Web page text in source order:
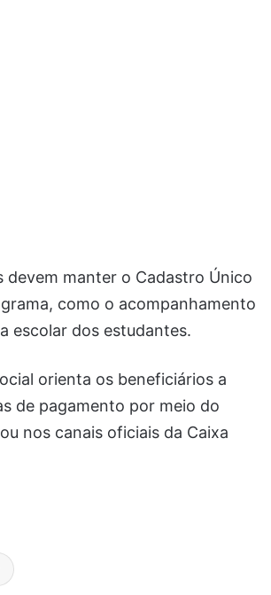
devem manter o Cadastro Único
como o acompanhamento
escolar dos estudantes.
orienta os beneficiários a
de pagamento por meio do
nos canais oficiais da Caixa